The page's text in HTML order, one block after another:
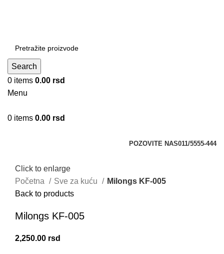
Search
0 items 0.00 rsd
Menu
0 items 0.00 rsd
POZOVITE NAS011/5555-444
Click to enlarge
Početna
Sve za kuću
Milongs KF-005
Back to products
Milongs KF-005
2,250.00 rsd